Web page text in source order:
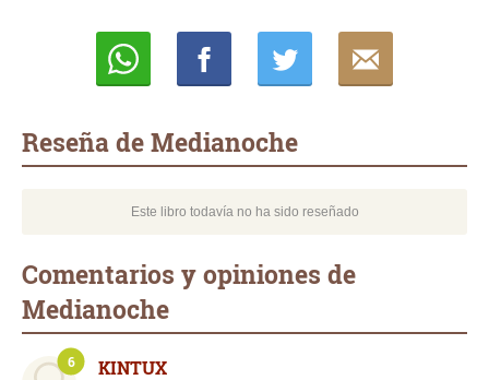
Reseña de Medianoche
Este libro todavía no ha sido reseñado
Comentarios y opiniones de
Medianoche
KINTUX
6